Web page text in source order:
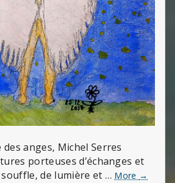
des anges, Michel Serres
porteuses d’échanges et
de lumière et … More L’ange
→